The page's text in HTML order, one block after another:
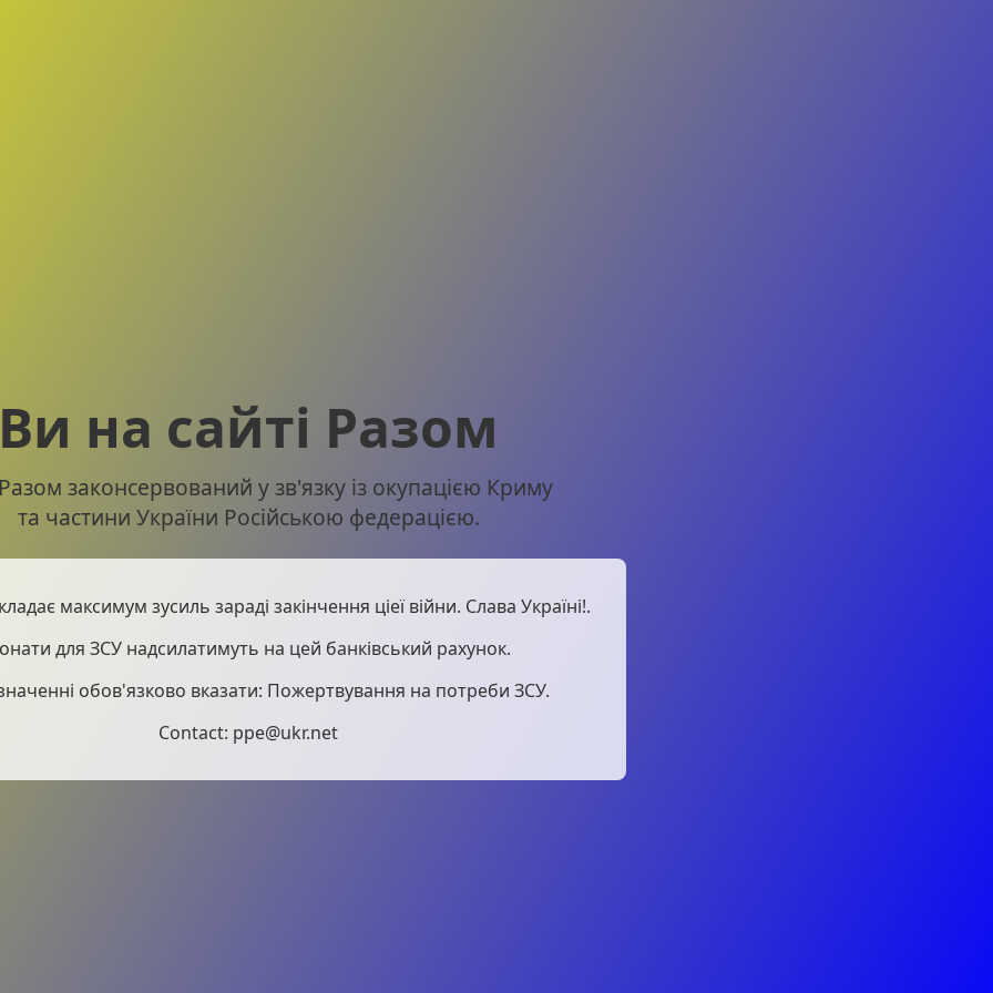
на сайті Разом
законсервований у зв'язку із окупацією Криму
та частини України Російською федерацією.
максимум зусиль зараді закінчення ціеї війни. Слава Україні!.
для ЗСУ надсилатимуть на цей банківський рахунок.
обов'язково вказати: Пожертвування на потреби ЗСУ.
Contact: ppe@ukr.net